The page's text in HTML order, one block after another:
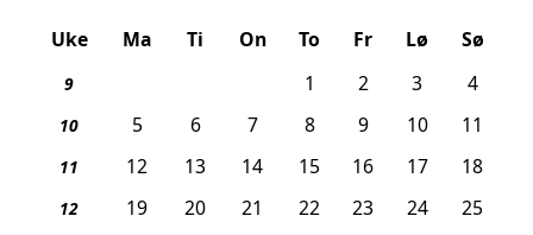
Uke Ma Ti On To Fr Lø Sø
9 1 2 3 4
10 5 6 7 8 9 10 11
11 12 13 14 15 16 17 18
12 19 20 21 22 23 24 25